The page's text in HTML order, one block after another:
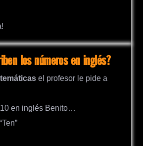
los números en inglés?
el profesor le pide a
en inglés Benito…